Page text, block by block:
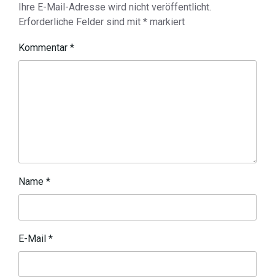
Ihre E-Mail-Adresse wird nicht veröffentlicht.
Erforderliche Felder sind mit * markiert
Kommentar *
Name *
E-Mail *